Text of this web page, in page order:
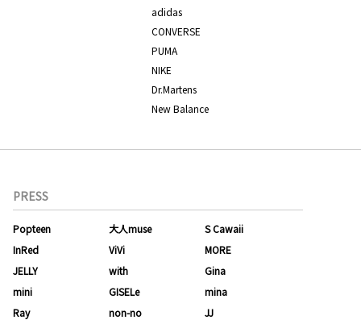
adidas
CONVERSE
PUMA
NIKE
Dr.Martens
New Balance
PRESS
Popteen 大人muse
S Cawaii
InRed
ViVi
MORE
JELLY
with
Gina
mini
GISELe
mina
Ray
non-no
JJ